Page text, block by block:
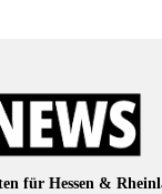
für Hessen &